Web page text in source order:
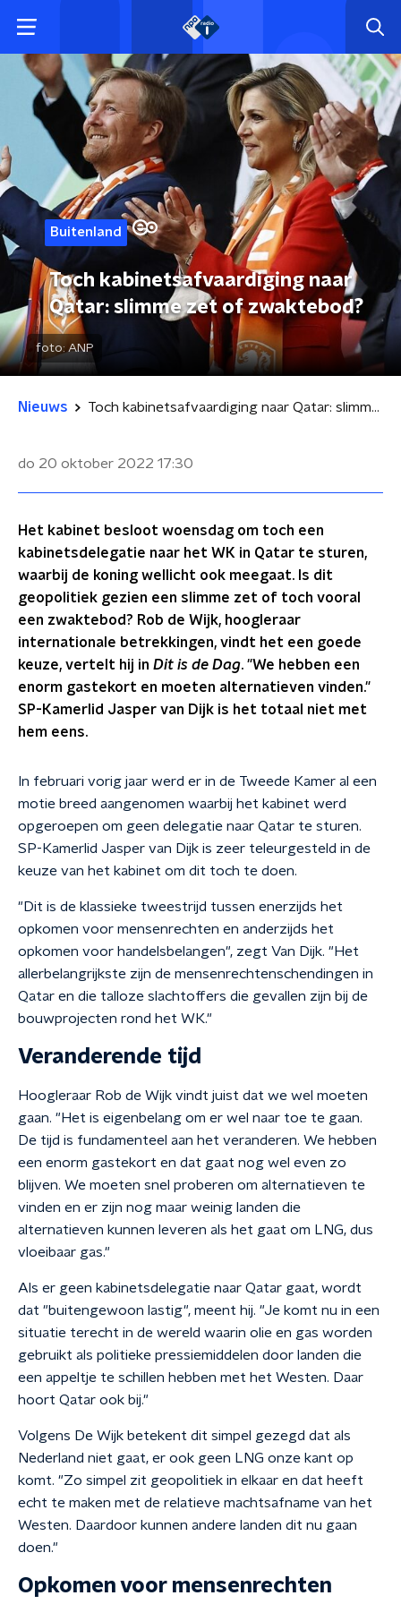
Buitenland
Toch kabinetsafvaardiging naar
Qatar: slimme zet of zwaktebod?
foto:ANP
Nieuws Toch kabinetsafvaardiging naar Qatar: slimme zet of zwaktebod?
do 20 oktober 2022 17:30
Het kabinet besloot woensdag om toch een
kabinetsdelegatie naar het WK in Qatar te sturen,
waarbij de koning wellicht ook meegaat. Is dit
geopolitiek gezien een slimme zet of toch vooral
een zwaktebod? Rob de Wijk, hoogleraar
internationale betrekkingen, vindt het een goede
keuze, vertelt hij in Dit is de Dag. "We hebben een
enorm gastekort en moeten alternatieven vinden."
SP-Kamerlid Jasper van Dijk is het totaal niet met
hem eens.
In februari vorig jaar werd er in de Tweede Kamer al een
motie breed aangenomen waarbij het kabinet werd
opgeroepen om geen delegatie naar Qatar te sturen.
SP-Kamerlid Jasper van Dijk is zeer teleurgesteld in de
keuze van het kabinet om dit toch te doen.
"Dit is de klassieke tweestrijd tussen enerzijds het
opkomen voor mensenrechten en anderzijds het
opkomen voor handelsbelangen", zegt Van Dijk. "Het
allerbelangrijkste zijn de mensenrechtenschendingen in
Qatar en die talloze slachtoffers die gevallen zijn bij de
bouwprojecten rond het WK."
Veranderende tijd
Hoogleraar Rob de Wijk vindt juist dat we wel moeten
gaan. "Het is eigenbelang om er wel naar toe te gaan.
De tijd is fundamenteel aan het veranderen. We hebben
een enorm gastekort en dat gaat nog wel even zo
blijven. We moeten snel proberen om alternatieven te
vinden en er zijn nog maar weinig landen die
alternatieven kunnen leveren als het gaat om LNG, dus
vloeibaar gas."
Als er geen kabinetsdelegatie naar Qatar gaat, wordt
dat "buitengewoon lastig", meent hij. "Je komt nu in een
situatie terecht in de wereld waarin olie en gas worden
gebruikt als politieke pressiemiddelen door landen die
een appeltje te schillen hebben met het Westen. Daar
hoort Qatar ook bij."
Volgens De Wijk betekent dit simpel gezegd dat als
Nederland niet gaat, er ook geen LNG onze kant op
komt. "Zo simpel zit geopolitiek in elkaar en dat heeft
echt te maken met de relatieve machtsafname van het
Westen. Daardoor kunnen andere landen dit nu gaan
doen."
Opkomen voor mensenrechten